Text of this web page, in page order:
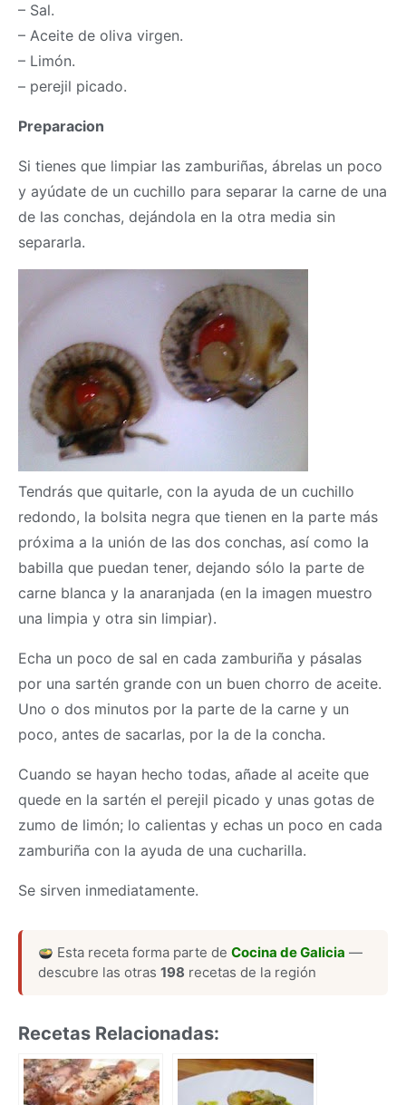
– Sal.
– Aceite de oliva virgen.
– Limón.
– perejil picado.
Preparacion
Si tienes que limpiar las zamburiñas, ábrelas un poco
y ayúdate de un cuchillo para separar la carne de una
de las conchas, dejándola en la otra media sin
separarla.
Tendrás que quitarle, con la ayuda de un cuchillo
redondo, la bolsita negra que tienen en la parte más
próxima a la unión de las dos conchas, así como la
babilla que puedan tener, dejando sólo la parte de
carne blanca y la anaranjada (en la imagen muestro
una limpia y otra sin limpiar).
Echa un poco de sal en cada zamburiña y pásalas
por una sartén grande con un buen chorro de aceite.
Uno o dos minutos por la parte de la carne y un
poco, antes de sacarlas, por la de la concha.
Cuando se hayan hecho todas, añade al aceite que
quede en la sartén el perejil picado y unas gotas de
zumo de limón; lo calientas y echas un poco en cada
zamburiña con la ayuda de una cucharilla.
Se sirven inmediatamente.
Esta receta forma parte deCocina de Galicia —
descubre las otras 198 recetas de la región
Recetas Relacionadas: